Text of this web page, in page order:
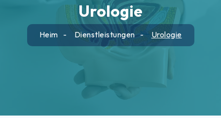
Urologie
Heim Dienstleistungen Urologie